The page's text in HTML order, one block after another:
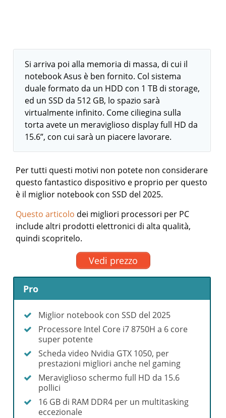
Si arriva poi alla memoria di massa, di cui il
notebook Asus è ben fornito. Col sistema
duale formato da un HDD con 1 TB di storage,
ed un SSD da 512 GB, lo spazio sarà
virtualmente infinito. Come ciliegina sulla
torta avete un meraviglioso display full HD da
15.6”, con cui sarà un piacere lavorare.
Per tutti questi motivi non potete non considerare
questo fantastico dispositivo e proprio per questo
è il miglior notebook con SSD del 2025.
Questo articolo dei migliori processori per PC
include altri prodotti elettronici di alta qualità,
quindi scopritelo.
Vedi prezzo
Pro
Miglior notebook con SSD del 2025
Processore Intel Core i7 8750H a 6 core
super potente
Scheda video Nvidia GTX 1050, per
prestazioni migliori anche nel gaming
Meraviglioso schermo full HD da 15.6
pollici
16 GB di RAM DDR4 per un multitasking
eccezionale